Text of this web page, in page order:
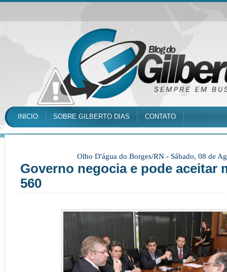
INICIO SOBRE GILBERTO DIAS CONTATO
Olho D'água do Borges/RN - Sábado, 08 de
Governo negocia e pode aceitar
560